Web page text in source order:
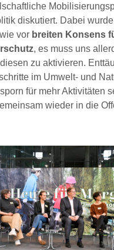
diskutiert. Dabei
vor breiten Konsens
, es muss uns
zu aktivieren.
im Umwelt- und
für mehr Aktivitäten
wieder in die